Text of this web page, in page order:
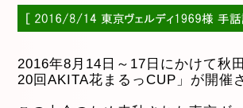
2016年8月14日～17日にかけて秋
20回AKITA花まるっCUP」が開催